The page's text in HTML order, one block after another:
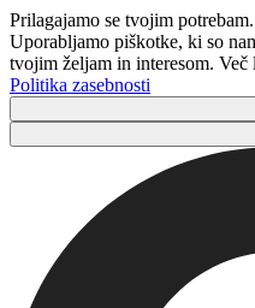
Prilagajamo se tvojim potrebam.
Uporabljamo piškotke, ki so
tvojim željam in interesom.
Politika zasebnosti